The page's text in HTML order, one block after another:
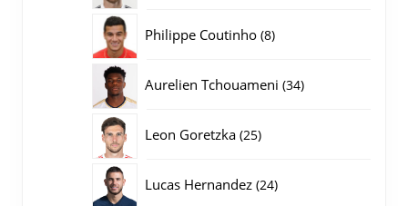
Philippe Coutinho 88
Aurelien Tchouameni 3434
Leon Goretzka 2525
Lucas Hernandez 2424